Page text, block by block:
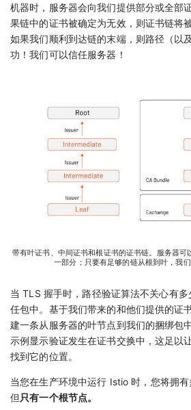
机器时，服务器会向我们提供部分或全部
果链中的证书被确定为无效，则证书链将
如果我们顺利到达链的末端，则路径（以
功！我们可以信任服务器！
带有叶证书、中间证书和根证书的证书链。服务器可
一部分；只要有足够的链从根到叶，我们
当 TLS 握手时，路径验证算法不关心有
任包中。基于我们带来的和他们提供的证
建一条从服务器的叶节点到我们的捆绑包
示例显示验证发生在证书交换中，这足以
找到它的位置。
当您在生产环境中运行 Istio 时，您将拥有
但只有一个根节点。